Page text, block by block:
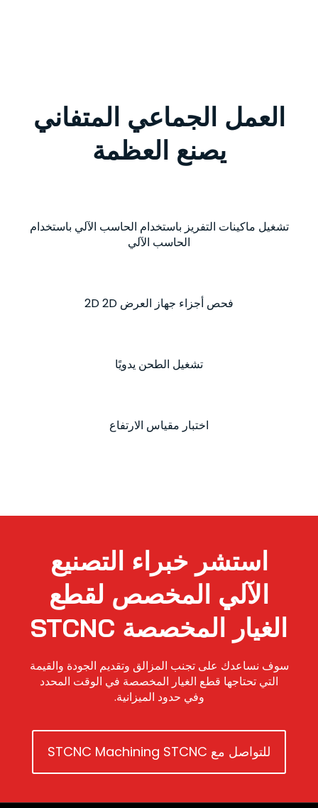
العمل الجماعي المتفاني
يصنع العظمة
تشغيل ماكينات التفريز باستخدام الحاسب الآلي باستخدام
الحاسب الآلي
فحص أجزاء جهاز العرض 2D 2D
تشغيل الطحن يدويًا
اختبار مقياس الارتفاع
استشر خبراء التصنيع
الآلي المخصص لقطع
الغيار المخصصة STCNC
سوف نساعدك على تجنب المزالق وتقديم الجودة والقيمة
التي تحتاجها قطع الغيار المخصصة في الوقت المحدد
وفي حدود الميزانية.
للتواصل مع STCNC Machining STCNC